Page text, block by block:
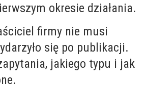
okresie działania.
firmy nie musi
się po publikacji.
jakiego typu i jak